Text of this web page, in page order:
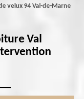
velux 94 Val-de-Marne
Val